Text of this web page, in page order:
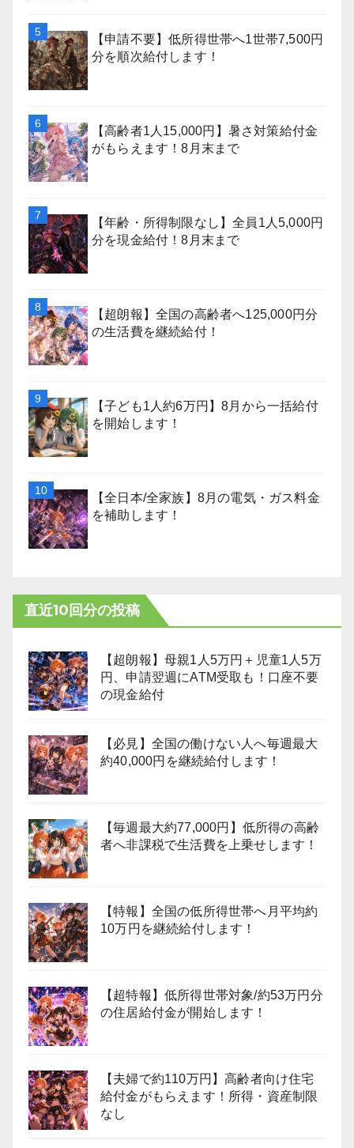
【申請不要】低所得世帯へ1世帯7,500円
分を順次給付します！
【高齢者1人15,000円】暑さ対策給付金
がもらえます！8月末まで
【年齢・所得制限なし】全員1人5,000円
分を現金給付！8月末まで
【超朗報】全国の高齢者へ125,000円分
の生活費を継続給付！
【子ども1人約6万円】8月から一括給付
を開始します！
【全日本/全家族】8月の電気・ガス料金
を補助します！
直近10回分の投稿
【超朗報】母親1人5万円＋児童1人5万
円、申請翌週にATM受取も！口座不要
の現金給付
【必見】全国の働けない人へ毎週最大
約40,000円を継続給付します！
【毎週最大約77,000円】低所得の高齢
者へ非課税で生活費を上乗せします！
【特報】全国の低所得世帯へ月平均約
10万円を継続給付します！
【超特報】低所得世帯対象/約53万円分
の住居給付金が開始します！
【夫婦で約110万円】高齢者向け住宅
給付金がもらえます！所得・資産制限
なし